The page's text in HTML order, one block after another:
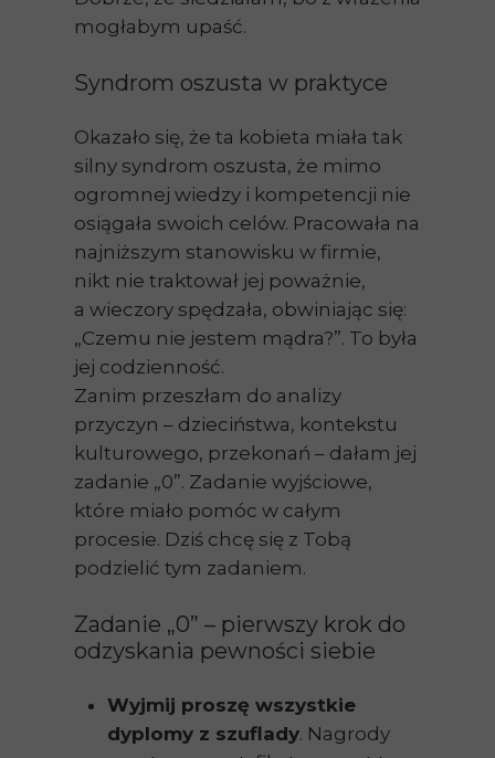
mogłabym upaść.
Syndrom oszusta w praktyce
Okazało się, że ta kobieta miała tak
silny syndrom oszusta, że mimo
ogromnej wiedzy i kompetencji nie
osiągała swoich celów. Pracowała na
najniższym stanowisku w firmie,
nikt nie traktował jej poważnie,
a wieczory spędzała, obwiniając się:
„Czemu nie jestem mądra?”. To była
jej codzienność.
Zanim przeszłam do analizy
przyczyn – dzieciństwa, kontekstu
kulturowego, przekonań – dałam jej
zadanie „0”. Zadanie wyjściowe,
które miało pomóc w całym
procesie. Dziś chcę się z Tobą
podzielić tym zadaniem.
Zadanie „0” – pierwszy krok do
odzyskania pewności siebie
Wyjmij proszę wszystkie
dyplomy z szuflady. Nagrody